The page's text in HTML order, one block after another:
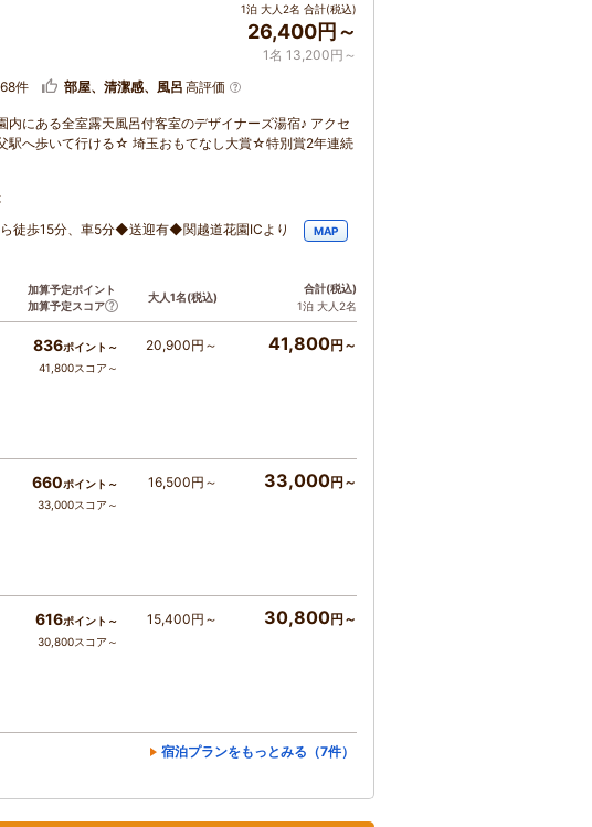
1泊 大人2名 合計(税込)
26,400円～
1名 13,200円～
件 部屋、清潔感、風呂 高評価
内にある全室露天風呂付客室のデザイナーズ湯宿♪ アクセ
駅へ歩いて行ける☆ 埼玉おもてなし大賞☆特別賞2年連続
徒歩15分、車5分◆送迎有◆関越道花園ICより
MAP
加算予定ポイント
加算予定スコア
大人1名(税込)
合計(税込)
1泊 大人2名
836ポイント～
41,800スコア～
20,900円～ 41,800円～
660ポイント～
33,000スコア～
16,500円～ 33,000円～
616ポイント～
30,800スコア～
15,400円～ 30,800円～
宿泊プランをもっとみる（7件）